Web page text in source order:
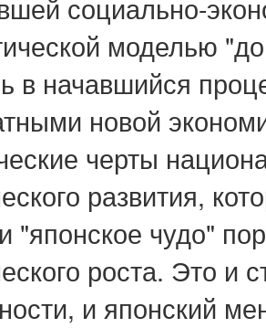
социально-
моделью
в начавшийся
новой
черты
развития,
"японское чудо"
роста. Это и
и японский